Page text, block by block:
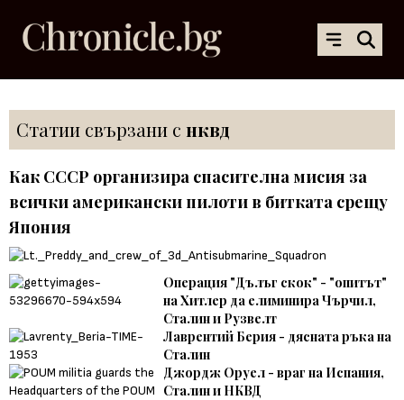
Статии свързани с нквд
Как СССР организира спасителна мисия за
всички американски пилоти в битката срещу
Япония
Операция "Дълъг скок" - "опитът"
на Хитлер да елиминира Чърчил,
Сталин и Рузвелт
Лаврентий Берия - дясната ръка на
Сталин
Джордж Оруел - враг на Испания,
Сталин и НКВД